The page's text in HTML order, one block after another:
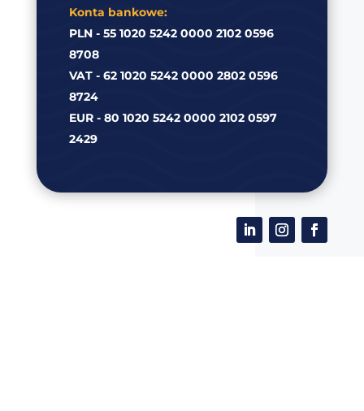
Konta bankowe:
PLN - 55 1020 5242 0000 2102 0596
8708
VAT - 62 1020 5242 0000 2802 0596
8724
EUR - 80 1020 5242 0000 2102 0597
2429